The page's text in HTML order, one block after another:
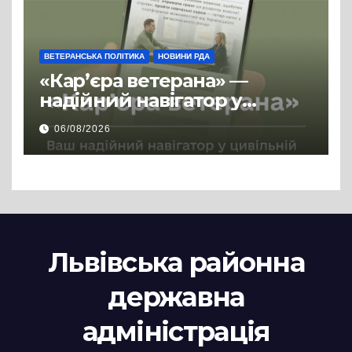
ВЕТЕРАНСЬКА ПОЛІТИКА НОВИНИ РДА
«Кар’єра ветерана» —
надійний навігатор у
цивільній професії
06/08/2026
Львівська районна
державна
адміністрація